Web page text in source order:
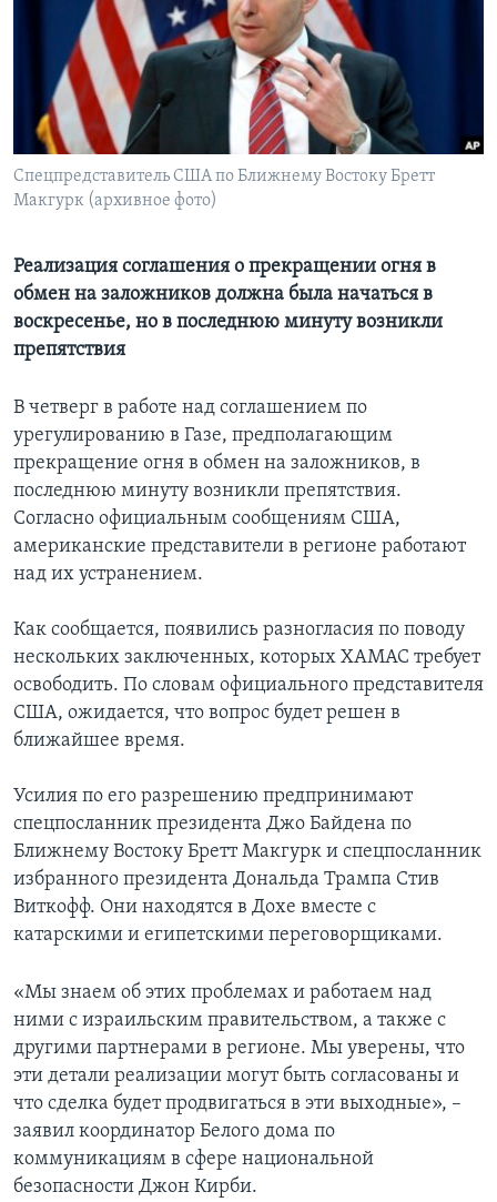
Learning English
СОЦИАЛЬНЫЕ СЕТИ
Языки
Спецпредставитель США по Ближнему Востоку Бретт
Макгурк (архивное фото)
Реализация соглашения о прекращении огня в
обмен на заложников должна была начаться в
воскресенье, но в последнюю минуту возникли
препятствия
В четверг в работе над соглашением по
урегулированию в Газе, предполагающим
прекращение огня в обмен на заложников, в
последнюю минуту возникли препятствия.
Согласно официальным сообщениям США,
американские представители в регионе работают
над их устранением.
Как сообщается, появились разногласия по поводу
нескольких заключенных, которых ХАМАС требует
освободить. По словам официального представителя
США, ожидается, что вопрос будет решен в
ближайшее время.
Усилия по его разрешению предпринимают
спецпосланник президента Джо Байдена по
Ближнему Востоку Бретт Макгурк и спецпосланник
избранного президента Дональда Трампа Стив
Виткофф. Они находятся в Дохе вместе с
катарскими и египетскими переговорщиками.
«Мы знаем об этих проблемах и работаем над
ними с израильским правительством, а также с
другими партнерами в регионе. Мы уверены, что
эти детали реализации могут быть согласованы и
что сделка будет продвигаться в эти выходные», –
заявил координатор Белого дома по
коммуникациям в сфере национальной
безопасности Джон Кирби.